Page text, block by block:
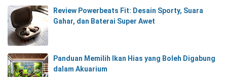
Review Powerbeats Fit: Desain Sporty, Suara
Gahar, dan Baterai Super Awet
Panduan Memilih Ikan Hias yang Boleh Digabung
dalam Akuarium